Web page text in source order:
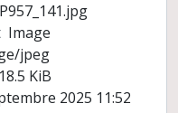
Image
jpeg
18.5 KiB
2025 11:52